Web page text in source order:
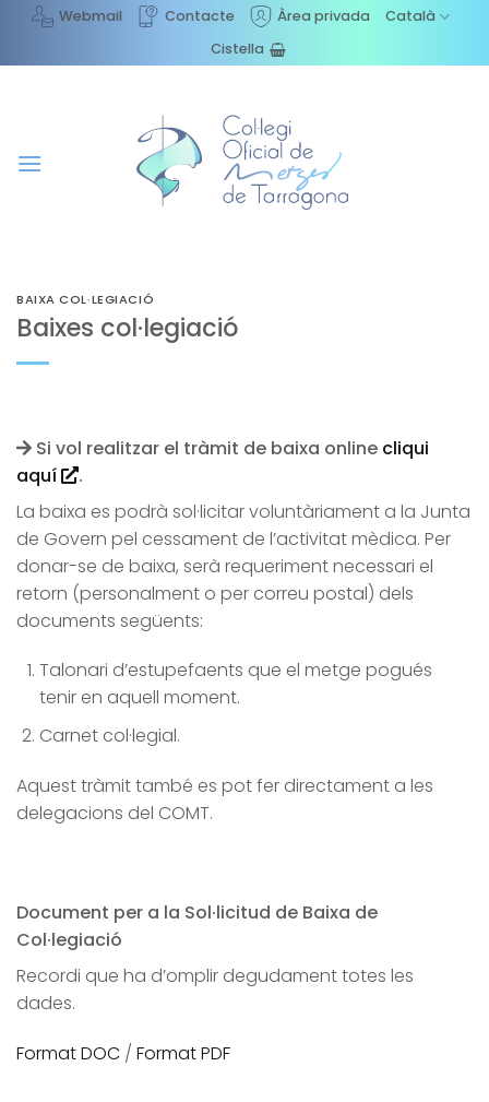
content
Webmail Contacte Àrea privada
Català
Cistella
BAIXA COL·LEGIACIÓ
Baixes col·legiació
Si vol realitzar el tràmit de baixa online cliqui
aquí
.
La baixa es podrà sol·licitar voluntàriament a la Junta
de Govern pel cessament de l’activitat mèdica. Per
donar-se de baixa, serà requeriment necessari el
retorn (personalment o per correu postal) dels
documents següents:
Talonari d’estupefaents que el metge pogués
tenir en aquell moment.
Carnet col·legial.
Aquest tràmit també es pot fer directament a les
delegacions del COMT.
Document per a la Sol·licitud de Baixa de
Col·legiació
Recordi que ha d’omplir degudament totes les
dades.
Format DOC / Format PDF